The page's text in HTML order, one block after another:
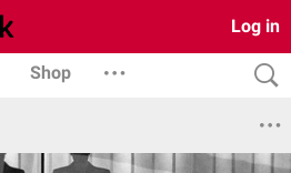
Log in
Shop